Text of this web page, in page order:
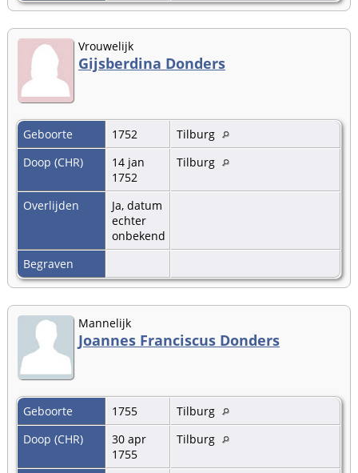
Vrouwelijk
Gijsberdina Donders
Geboorte 1752
Tilburg
Doop (CHR)
14 jan
1752
Tilburg
Overlijden
Ja, datum
echter
onbekend
Begraven
Mannelijk
Joannes Franciscus Donders
Geboorte 1755
Tilburg
Doop (CHR)
30 apr
1755
Tilburg